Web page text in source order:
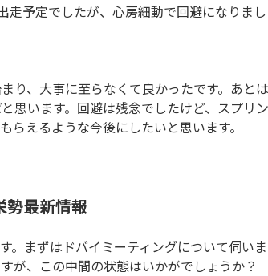
走予定でしたが、心房細動で回避になりま
り、大事に至らなくて良かったです。あと
思います。回避は残念でしたけど、スプリ
らえるような今後にしたいと思います。
勢最新情報
す。まずはドバイミーティングについて伺い
が、この中間の状態はいかがでしょうか？